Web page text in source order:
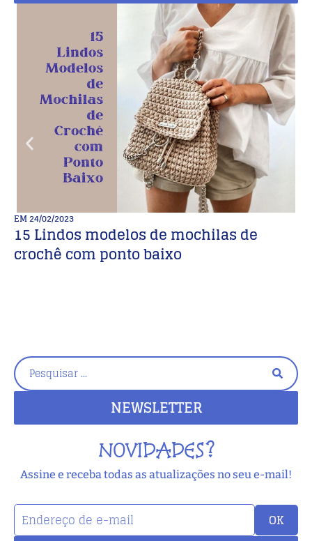
EM24/02/2023
15 Lindos modelos de mochilas de
crochê com ponto baixo
NEWSLETTER
NOVIDADES?
Assine e receba todas as atualizações no seu e-mail!
OK